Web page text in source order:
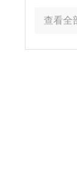
查看全